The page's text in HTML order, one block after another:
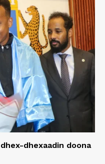
dhexaadin doona